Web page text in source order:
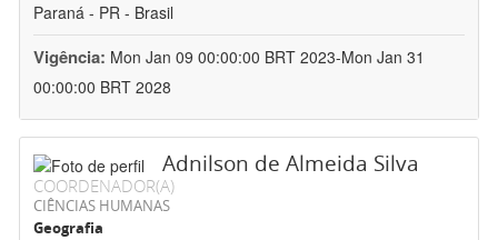
Paraná - PR - Brasil
Vigência: Mon Jan 09 00:00:00 BRT 2023-Mon Jan 31
00:00:00 BRT 2028
Adnilson de Almeida Silva
COORDENADOR(A)
CIÊNCIAS HUMANAS
Geografia